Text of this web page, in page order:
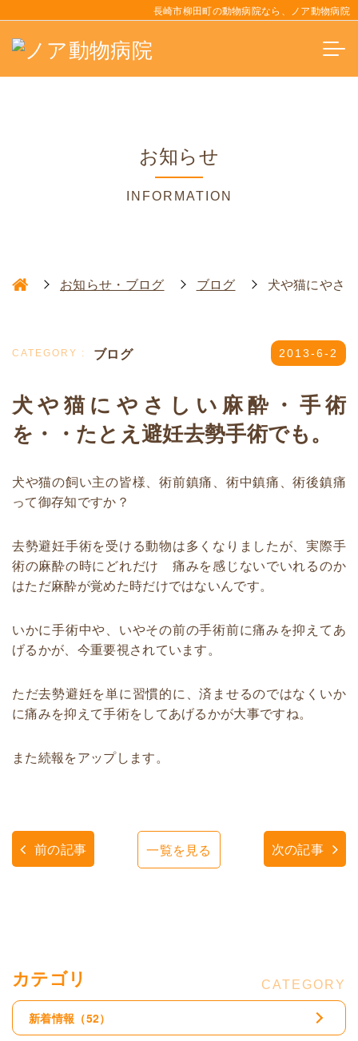
長崎市柳田町の動物病院なら、ノア動物病院
お知らせ
INFORMATION
お知らせ・ブログ ブログ 犬や猫にやさ
ブログ 2013-6-2
犬や猫にやさしい麻酔・手術
を・・たとえ避妊去勢手術でも。
犬や猫の飼い主の皆様、術前鎮痛、術中鎮痛、術後鎮痛
って御存知ですか？
去勢避妊手術を受ける動物は多くなりましたが、実際手
術の麻酔の時にどれだけ 痛みを感じないでいれるのか
はただ麻酔が覚めた時だけではないんです。
いかに手術中や、いやその前の手術前に痛みを抑えてあ
げるかが、今重要視されています。
ただ去勢避妊を単に習慣的に、済ませるのではなくいか
に痛みを抑えて手術をしてあげるかが大事ですね。
また続報をアップします。
前の記事 一覧を見る 次の記事
カテゴリ
新着情報 （52）